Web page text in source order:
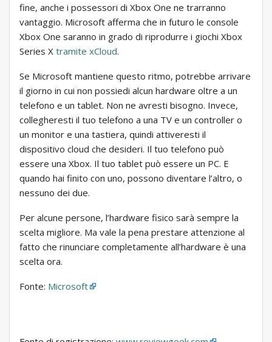
fine, anche i possessori di Xbox One ne trarranno
vantaggio. Microsoft afferma che in futuro le console
Xbox One saranno in grado di riprodurre i giochi Xbox
Series X tramite xCloud.
Se Microsoft mantiene questo ritmo, potrebbe arrivare
il giorno in cui non possiedi alcun hardware oltre a un
telefono e un tablet. Non ne avresti bisogno. Invece,
collegheresti il ​​tuo telefono a una TV e un controller o
un monitor e una tastiera, quindi attiveresti il ​​
dispositivo cloud che desideri. Il tuo telefono può
essere una Xbox. Il tuo tablet può essere un PC. E
quando hai finito con uno, possono diventare l’altro, o
nessuno dei due.
Per alcune persone, l’hardware fisico sarà sempre la
scelta migliore. Ma vale la pena prestare attenzione al
fatto che rinunciare completamente all’hardware è una
scelta ora.
Fonte: Microsoft